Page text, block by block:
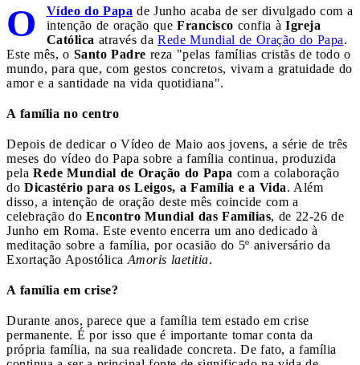
O Vídeo do Papa de Junho acaba de ser divulgado com a
intenção de oração que Francisco confia à Igreja
Católica através da Rede Mundial de Oração do Papa.
Este mês, o Santo Padre reza "pelas famílias cristãs de todo o
mundo, para que, com gestos concretos, vivam a gratuidade do
amor e a santidade na vida quotidiana".
A família no centro
Depois de dedicar o Vídeo de Maio aos jovens, a série de três
meses do vídeo do Papa sobre a família continua, produzida
pela Rede Mundial de Oração do Papa com a colaboração
do Dicastério para os Leigos, a Família e a Vida. Além
disso, a intenção de oração deste mês coincide com a
celebração do Encontro Mundial das Famílias, de 22-26 de
Junho em Roma. Este evento encerra um ano dedicado à
meditação sobre a família, por ocasião do 5º aniversário da
Exortação Apostólica Amoris laetitia.
A família em crise?
Durante anos, parece que a família tem estado em crise
permanente. É por isso que é importante tomar conta da
própria família, na sua realidade concreta. De fato, a família